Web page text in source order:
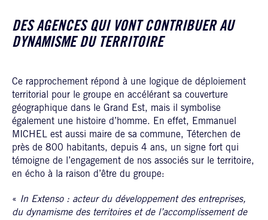
DES AGENCES QUI VONT CONTRIBUER AU
DYNAMISME DU TERRITOIRE
Ce rapprochement répond à une logique de déploiement
territorial pour le groupe en accélérant sa couverture
géographique dans le Grand Est, mais il symbolise
également une histoire d’homme. En effet, Emmanuel
MICHEL est aussi maire de sa commune, Téterchen de
près de 800 habitants, depuis 4 ans, un signe fort qui
témoigne de l’engagement de nos associés sur le territoire,
en écho à la raison d’être du groupe:
« In Extenso : acteur du développement des entreprises,
du dynamisme des territoires et de l’accomplissement de